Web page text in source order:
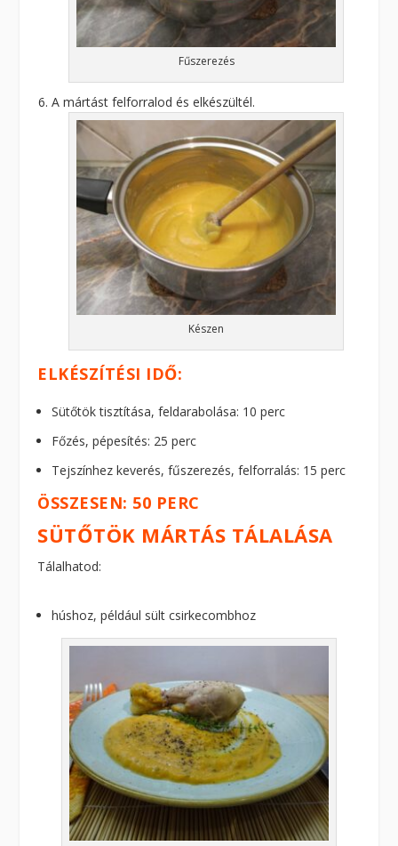
Fűszerezés
A mártást felforralod és elkészültél.
Készen
ELKÉSZÍTÉSI IDŐ:
Sütőtök tisztítása, feldarabolása: 10 perc
Főzés, pépesítés: 25 perc
Tejszínhez keverés, fűszerezés, felforralás: 15 perc
ÖSSZESEN: 50 PERC
SÜTŐTÖK MÁRTÁS TÁLALÁSA
Tálalhatod:
húshoz, például sült csirkecombhoz